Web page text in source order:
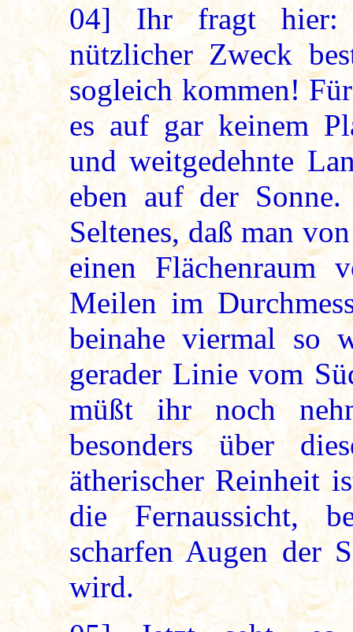
04] Ihr fragt hier:
nützlicher Zweck
sogleich kommen!
es auf gar keinem
und weitgedehnte
eben auf der
Seltenes, daß man
einen Flächenraum
Meilen im
beinahe viermal so
gerader Linie vom
müßt ihr noch
besonders über
ätherischer Reinheit
die Fernaussicht,
scharfen Augen der
wird.